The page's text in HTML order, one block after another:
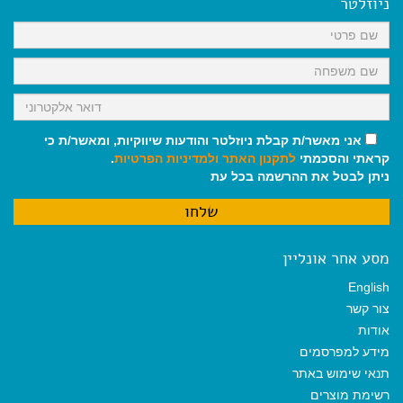
k
p
m
אני מאשר/ת קבלת ניוזלטר והודעות שיווקיות, ומאשר/ת כי
קראתי והסכמתי לתקנון האתר ולמדיניות הפרטיות.
ניתן לבטל את ההרשמה בכל עת
מסע אחר אונליין
English
צור קשר
אודות
מידע למפרסמים
תנאי שימוש באתר
רשימת מוצרים